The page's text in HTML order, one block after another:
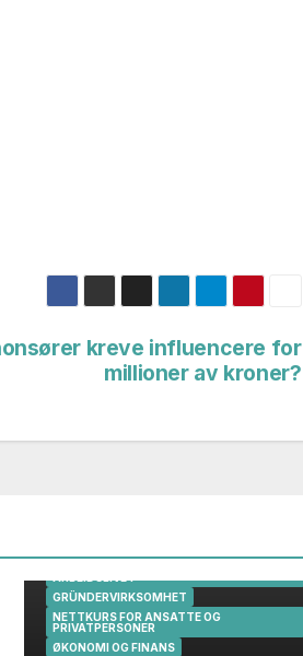
kreve influencere for
millioner av kroner?
GRÜNDERVIRKSOMHET
NETTKURS FOR ANSATTE OG
PRIVATPERSONER
ØKONOMI OG FINANS